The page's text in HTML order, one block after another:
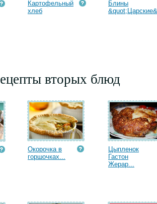
Картофельный
хлеб
Блины
вторых блюд
Окорочка в
горшочках...
Цыпленок
Гастон
Жерар...